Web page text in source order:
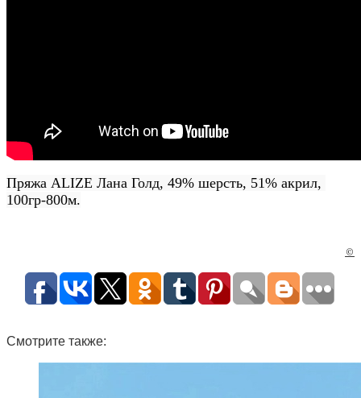
Пряжа ALIZE Лана Голд, 49% шерсть, 51% акрил,
100гр-800м.
©
Смотрите также: